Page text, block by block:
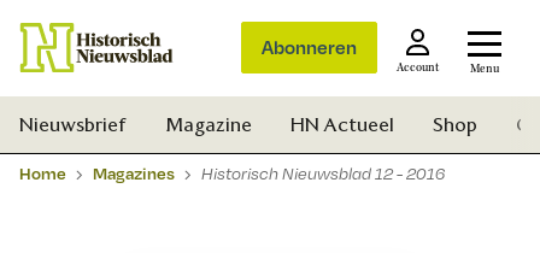
Abonneren
Account Menu
Nieuwsbrief Magazine HN Actueel Shop
Home Magazines Historisch Nieuwsblad 12 - 2016